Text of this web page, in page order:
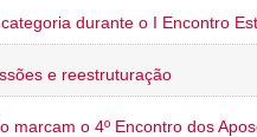
durante o I Encontro
e reestruturação
marcam o 4º Encontro dos